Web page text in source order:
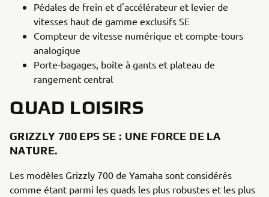
Pédales de frein et d'accélérateur et levier de
vitesses haut de gamme exclusifs SE
Compteur de vitesse numérique et compte-tours
analogique
Porte-bagages, boîte à gants et plateau de
rangement central
QUAD LOISIRS
GRIZZLY 700 EPS SE : UNE FORCE DE LA
NATURE.
Les modèles Grizzly 700 de Yamaha sont considérés
comme étant parmi les quads les plus robustes et les plus